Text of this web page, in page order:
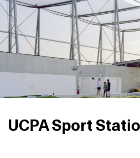
UCPA Sport